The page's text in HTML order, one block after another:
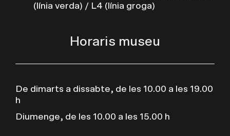
(línia verda) / L4 (línia groga)
Horaris museu
De dimarts a dissabte, de les 10.00 a les 19.00
h
Diumenge, de les 10.00 a les 15.00 h